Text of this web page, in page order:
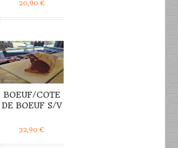
20,90 €
BOEUF/COTE
DE BOEUF S/V
32,90€